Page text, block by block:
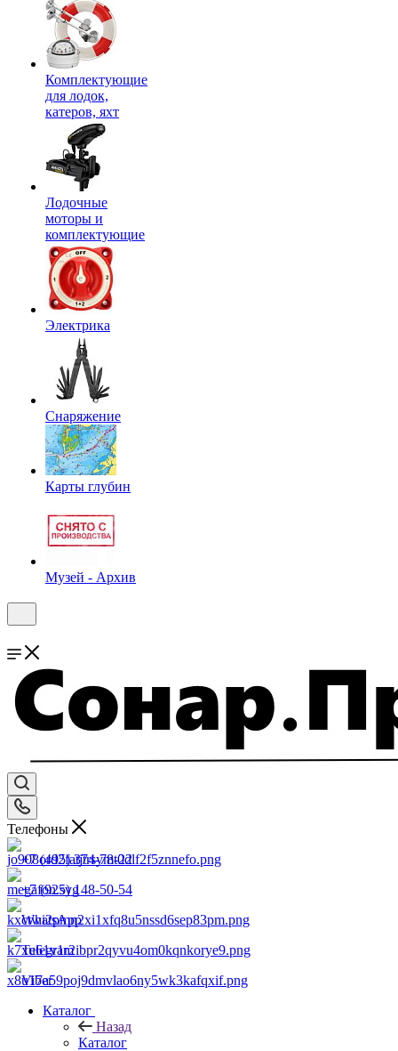
Комплектующие
для лодок,
катеров, яхт
Лодочные
моторы и
комплектующие
Электрика
Снаряжение
Карты глубин
Музей - Архив
Телефоны
+7 (495) 374-78-22
+7 (925) 148-50-54
WhatsApp
Telegram
Viber
Каталог
Назад
Каталог